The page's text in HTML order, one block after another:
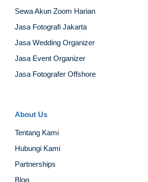
Sewa Akun Zoom Harian
Jasa Fotografi Jakarta
Jasa Wedding Organizer
Jasa Event Organizer
Jasa Fotografer Offshore
About Us
Tentang Kami
Hubungi Kami
Partnerships
Blog